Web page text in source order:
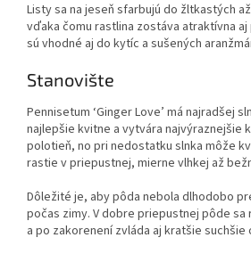
Listy sa na jeseň sfarbujú do žltkastých
vďaka čomu rastlina zostáva atraktívna
sú vhodné aj do kytíc a sušených
Stanovište
Pennisetum ‘Ginger Love’ má najradšej
najlepšie kvitne a vytvára najvýraznejšie
polotieň, no pri nedostatku slnka môže
rastie v priepustnej, mierne vlhkej až
Dôležité je, aby pôda nebola dlhodobo
počas zimy. V dobre priepustnej pôde
a po zakorenení zvláda aj kratšie suchšie